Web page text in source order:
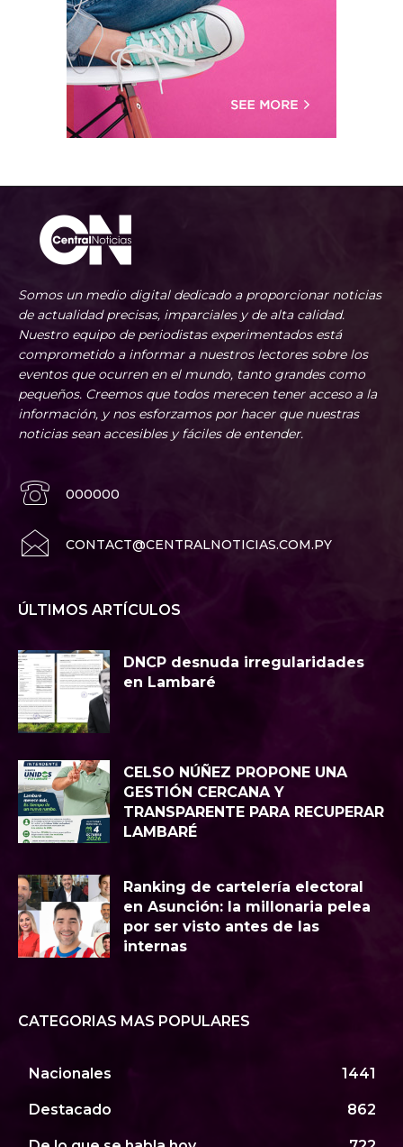
Somos un medio digital dedicado a proporcionar noticias
de actualidad precisas, imparciales y de alta calidad.
Nuestro equipo de periodistas experimentados está
comprometido a informar a nuestros lectores sobre los
eventos que ocurren en el mundo, tanto grandes como
pequeños. Creemos que todos merecen tener acceso a la
información, y nos esforzamos por hacer que nuestras
noticias sean accesibles y fáciles de entender.
000000
CONTACT@CENTRALNOTICIAS.COM.PY
ÚLTIMOS ARTÍCULOS
DNCP desnuda irregularidades
en Lambaré
CELSO NÚÑEZ PROPONE UNA
GESTIÓN CERCANA Y
TRANSPARENTE PARA RECUPERAR
LAMBARÉ
Ranking de cartelería electoral
en Asunción: la millonaria pelea
por ser visto antes de las
internas
CATEGORIAS MAS POPULARES
Nacionales 1441
Destacado 862